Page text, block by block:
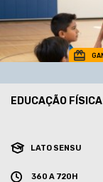
EDUCAÇÃO
LATO SENSU
360 A 720H